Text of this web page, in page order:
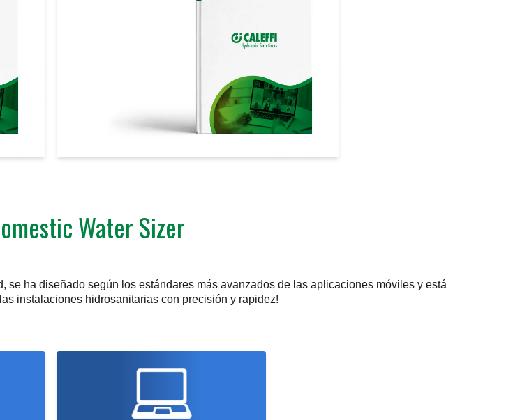
Water Sizer
ha diseñado según los estándares más avanzados de las aplicaciones móviles y está
instalaciones hidrosanitarias con precisión y rapidez!